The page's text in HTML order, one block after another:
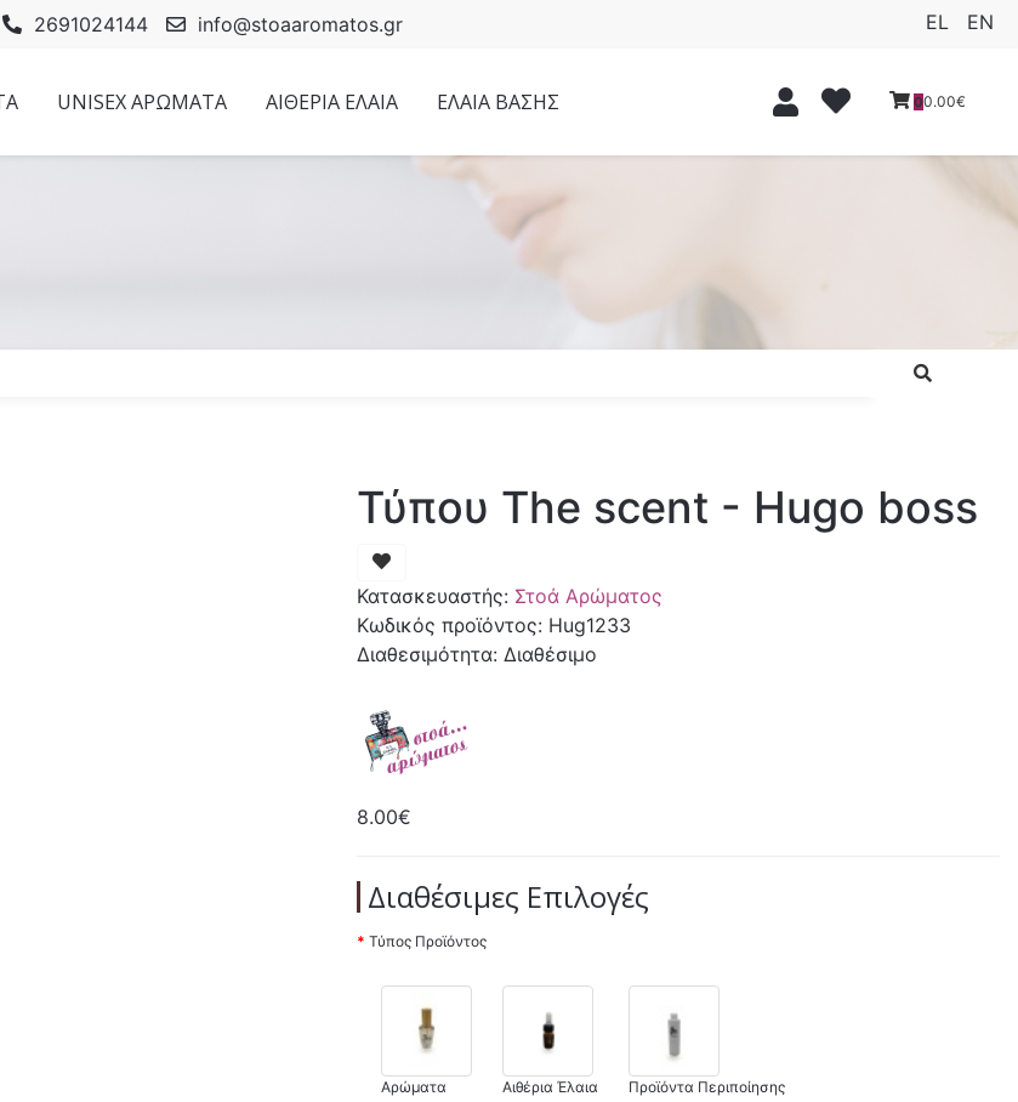
2691024144 info@stoaaromatos.gr EL EN
UNISEX ΑΡΩΜΑΤΑ ΑΙΘΕΡΙΑ ΕΛΑΙΑ ΕΛΑΙΑ ΒΑΣΗΣ 00.00€
Τύπου The scent - Hugo boss
Κατασκευαστής: Στοά Αρώματος
Κωδικός προϊόντος: Hug1233
Διαθεσιμότητα: Διαθέσιμο
8.00€
Διαθέσιμες Επιλογές
Τύπος Προϊόντος
Αρώματα Αιθέρια Έλαια Προϊόντα Περιποίησης